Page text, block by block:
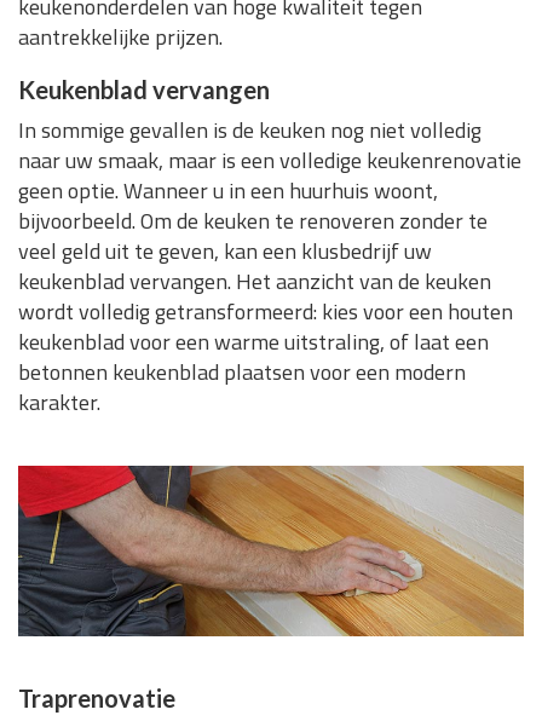
aantrekkelijke prijzen.
Keukenblad vervangen
In sommige gevallen is de keuken nog niet volledig
naar uw smaak, maar is een volledige keukenrenovatie
geen optie. Wanneer u in een huurhuis woont,
bijvoorbeeld. Om de keuken te renoveren zonder te
veel geld uit te geven, kan een klusbedrijf uw
keukenblad vervangen. Het aanzicht van de keuken
wordt volledig getransformeerd: kies voor een houten
keukenblad voor een warme uitstraling, of laat een
betonnen keukenblad plaatsen voor een modern
karakter.
Traprenovatie